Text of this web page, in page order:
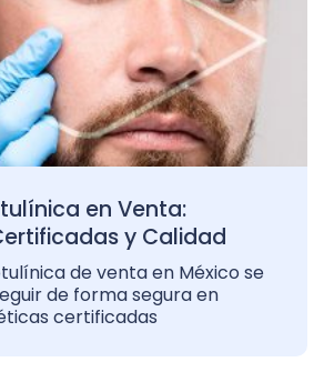
en Venta:
y Calidad
de venta en México se
de forma segura en
certificadas